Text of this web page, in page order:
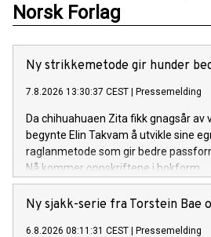
Norsk Forlag
Ny strikkemetode gir hunder
7.8.2026 13:30:37 CEST | Pressemelding
Da chihuahuaen Zita fikk gnagsår av
begynte Elin Takvam å utvikle sine
raglanmetode som gir bedre
Nå kommer oppskriftene i bokform.
Ny sjakk-serie fra Torstein Bae
6.8.2026 08:11:31 CEST | Pressemelding